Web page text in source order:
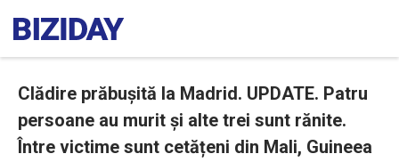
Clădire prăbușită la Madrid. UPDATE. Patru
persoane au murit și alte trei sunt rănite.
Între victime sunt cetățeni din Mali, Guineea